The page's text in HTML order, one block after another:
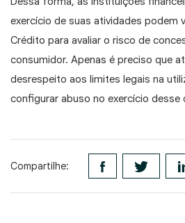
exercício de suas atividades podem
Crédito para avaliar o risco de
consumidor. Apenas é preciso que
desrespeito aos limites legais na
configurar abuso no exercício desse
Compartilhe: